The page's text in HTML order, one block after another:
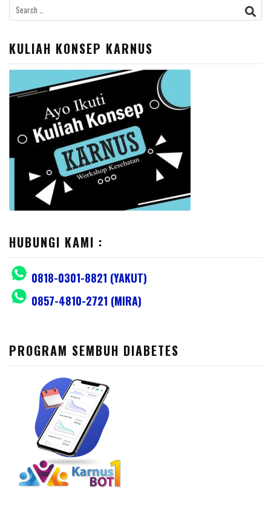
Search
for:
KULIAH KONSEP KARNUS
HUBUNGI KAMI :
0818-0301-8821 (YAKUT)
0857-4810-2721 (MIRA)
PROGRAM SEMBUH DIABETES